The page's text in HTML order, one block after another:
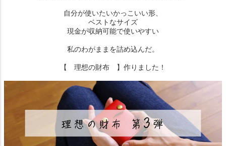
自分が使いたいかっこいい形、
ベストなサイズ
現金が収納可能で使いやすい
私のわがままを詰め込んだ。
【 理想の財布 】作りました！